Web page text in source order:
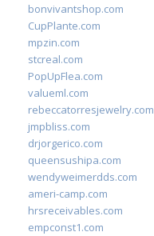
bonvivantshop.com
CupPlante.com
mpzin.com
stcreal.com
PopUpFlea.com
valueml.com
rebeccatorresjewelry.com
jmpbliss.com
drjorgerico.com
queensushipa.com
wendyweimerdds.com
ameri-camp.com
hrsreceivables.com
empconst1.com